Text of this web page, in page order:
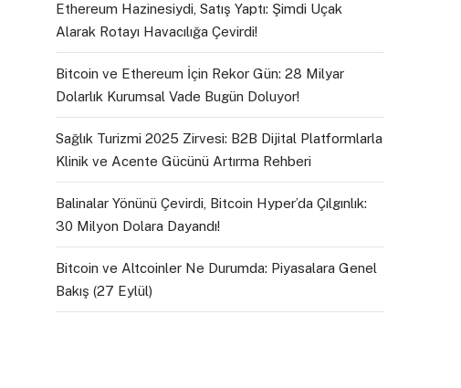
Ethereum Hazinesiydi, Satış Yaptı: Şimdi Uçak
Alarak Rotayı Havacılığa Çevirdi!
Bitcoin ve Ethereum İçin Rekor Gün: 28 Milyar
Dolarlık Kurumsal Vade Bugün Doluyor!
Sağlık Turizmi 2025 Zirvesi: B2B Dijital Platformlarla
Klinik ve Acente Gücünü Artırma Rehberi
Balinalar Yönünü Çevirdi, Bitcoin Hyper’da Çılgınlık:
30 Milyon Dolara Dayandı!
Bitcoin ve Altcoinler Ne Durumda: Piyasalara Genel
Bakış (27 Eylül)